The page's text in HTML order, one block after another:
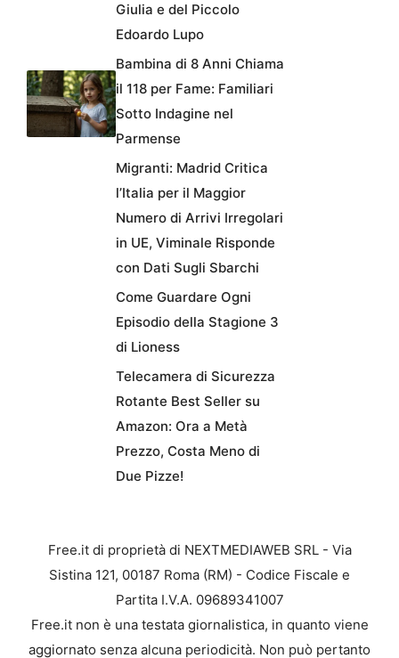
Giulia e del Piccolo
Edoardo Lupo
Bambina di 8 Anni Chiama
il 118 per Fame: Familiari
Sotto Indagine nel
Parmense
Migranti: Madrid Critica
l’Italia per il Maggior
Numero di Arrivi Irregolari
in UE, Viminale Risponde
con Dati Sugli Sbarchi
Come Guardare Ogni
Episodio della Stagione 3
di Lioness
Telecamera di Sicurezza
Rotante Best Seller su
Amazon: Ora a Metà
Prezzo, Costa Meno di
Due Pizze!
Free.it di proprietà di NEXTMEDIAWEB SRL - Via
Sistina 121, 00187 Roma (RM) - Codice Fiscale e
Partita I.V.A. 09689341007
Free.it non è una testata giornalistica, in quanto viene
aggiornato senza alcuna periodicità. Non può pertanto